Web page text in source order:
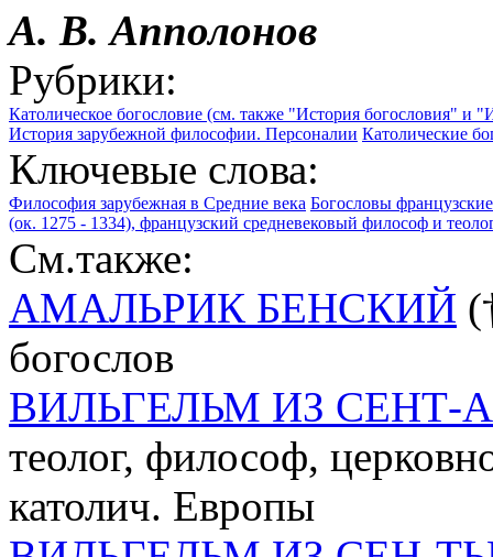
А. В. Апполонов
Рубрики:
Католическое богословие (см. также "История богословия" и
История зарубежной философии. Персоналии Католические
Ключевые слова:
Философия зарубежная в Средние века Богословы французские
(ок. 1275 - 1334), французский средневековый философ и
См.также:
АМАЛЬРИК БЕНСКИЙ
богослов
ВИЛЬГЕЛЬМ ИЗ СЕНТ-
теолог, философ,
католич. Европы